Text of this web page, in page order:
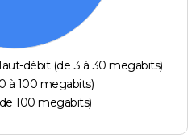
débit (de 3 à 30 megabits)
à 100 megabits)
100 megabits)